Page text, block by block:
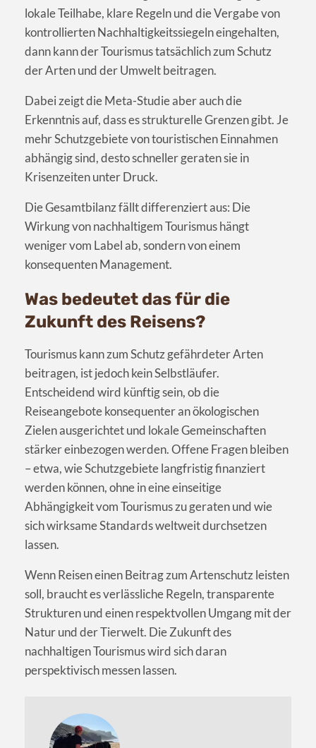
lokale Teilhabe, klare Regeln und die Vergabe von
kontrollierten Nachhaltigkeitssiegeln eingehalten,
dann kann der Tourismus tatsächlich zum Schutz
der Arten und der Umwelt beitragen.
Dabei zeigt die Meta-Studie aber auch die
Erkenntnis auf, dass es strukturelle Grenzen gibt. Je
mehr Schutzgebiete von touristischen Einnahmen
abhängig sind, desto schneller geraten sie in
Krisenzeiten unter Druck.
Die Gesamtbilanz fällt differenziert aus: Die
Wirkung von nachhaltigem Tourismus hängt
weniger vom Label ab, sondern von einem
konsequenten Management.
Was bedeutet das für die
Zukunft des Reisens?
Tourismus kann zum Schutz gefährdeter Arten
beitragen, ist jedoch kein Selbstläufer.
Entscheidend wird künftig sein, ob die
Reiseangebote konsequenter an ökologischen
Zielen ausgerichtet und lokale Gemeinschaften
stärker einbezogen werden. Offene Fragen bleiben
– etwa, wie Schutzgebiete langfristig finanziert
werden können, ohne in eine einseitige
Abhängigkeit vom Tourismus zu geraten und wie
sich wirksame Standards weltweit durchsetzen
lassen.
Wenn Reisen einen Beitrag zum Artenschutz leisten
soll, braucht es verlässliche Regeln, transparente
Strukturen und einen respektvollen Umgang mit der
Natur und der Tierwelt. Die Zukunft des
nachhaltigen Tourismus wird sich daran
perspektivisch messen lassen.